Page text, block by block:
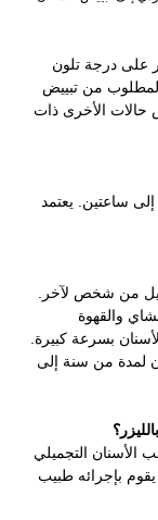
على درجة تلون
من تبييض
حالات الأخرى ذات
ساعتين. يعتمد
من شخص لآخر.
والقهوة
بسرعة كبيرة.
لمدة من سنة إلى
الأسنان التجميلي
بإجرائه طبيب